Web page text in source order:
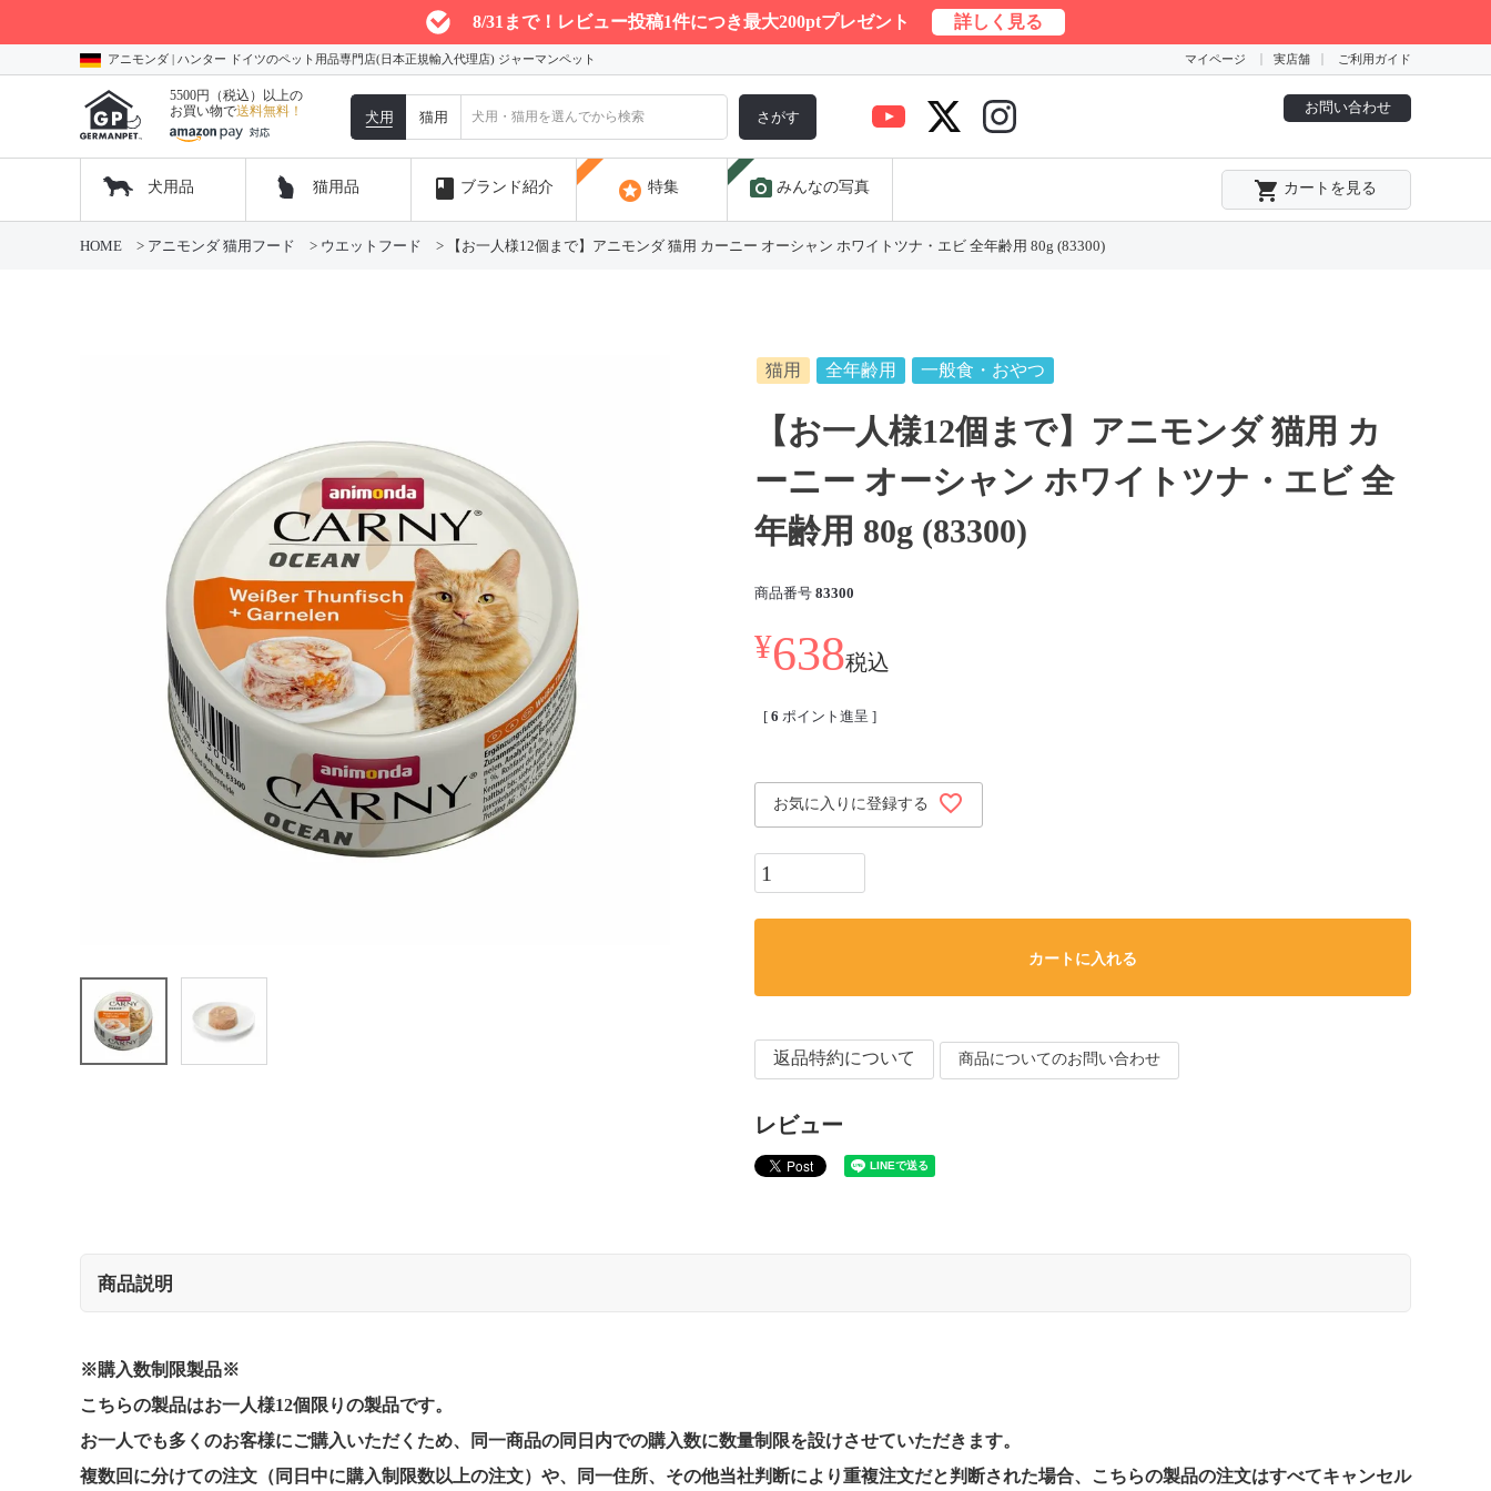
8/31まで！レビュー投稿1件につき最大200ptプレゼント 詳しく見る
アニモンダ | ハンター ドイツのペット用品専門店(日本正規輸入代理店) ジャーマンペット マイページ 実店舗 ご利用ガイド
5500円（税込）以上の
お買い物で送料無料！ 犬用 猫用 さがす
お問い合わせ
犬用品 猫用品 book ブランド紹介 stars 特集 photo_camera みんなの写真 local_grocery_store カートを見る
HOME アニモンダ 猫用フード ウエットフード 【お一人様12個まで】アニモンダ 猫用 カーニー オーシャン ホワイトツナ・エビ 全年齢用 80g (83300)
猫用 全年齢用 一般食・おやつ
【お一人様12個まで】アニモンダ 猫用 カ
ーニー オーシャン ホワイトツナ・エビ 全
年齢用 80g (83300)
商品番号 83300
¥638税込
[ 6 ポイント進呈 ]
お気に入りに登録する
カートに入れる
返品特約について 商品についてのお問い合わせ
レビュー
商品説明
※購入数制限製品※
こちらの製品はお一人様12個限りの製品です。
お一人でも多くのお客様にご購入いただくため、同一商品の同日内での購入数に数量制限を設けさせていただきます。
複数回に分けての注文（同日中に購入制限数以上の注文）や、同一住所、その他当社判断により重複注文だと判断された場合、こちらの製品の注文はすべてキャンセル